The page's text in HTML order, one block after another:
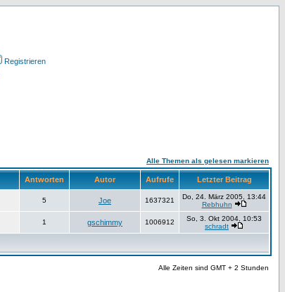
Registrieren
Alle Themen als gelesen markieren
Antworten Autor Aufrufe Letzter Beitrag
5 Joe 1637321
Do, 24. März 2005, 13:44
Rebhuhn
1 gschimmy 1006912
So, 3. Okt 2004, 10:53
schradt
Alle Zeiten sind GMT + 2 Stunden